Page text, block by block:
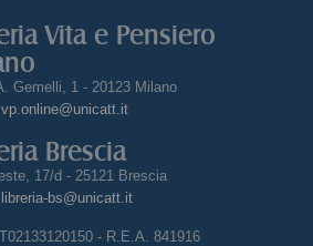
Vita e Pensiero
Gemelli, 1 - 20123 Milano
vp.online@unicatt.it
Brescia
17/d - 25121 Brescia
libreria-bs@unicatt.it
- R.E.A. 841916